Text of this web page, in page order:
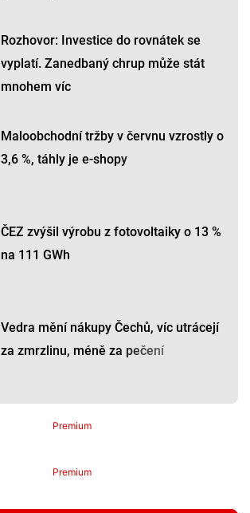
Rozhovor: Investice do rovnátek se
vyplatí. Zanedbaný chrup může stát
mnohem víc
Maloobchodní tržby v červnu vzrostly o
3,6 %, táhly je e-shopy
ČEZ zvýšil výrobu z fotovoltaiky o 13 %
na 111 GWh
Vedra mění nákupy Čechů, víc utrácejí
za zmrzlinu, méně za pečení
Premium
Premium